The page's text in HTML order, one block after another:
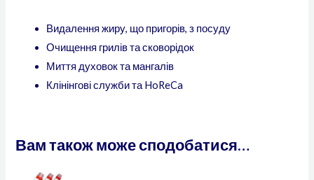
Видалення жиру, що пригорів, з посуду
Очищення грилів та сковорідок
Миття духовок та мангалів
Клінінгові служби та HoReCa
Вам також може сподобатися…